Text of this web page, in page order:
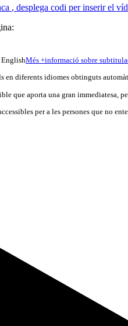
, desplega codi per inserir el
EnglishMés +informació sobre
diferents idiomes obtinguts
que aporta una gran immediatesa,
per a les persones que no